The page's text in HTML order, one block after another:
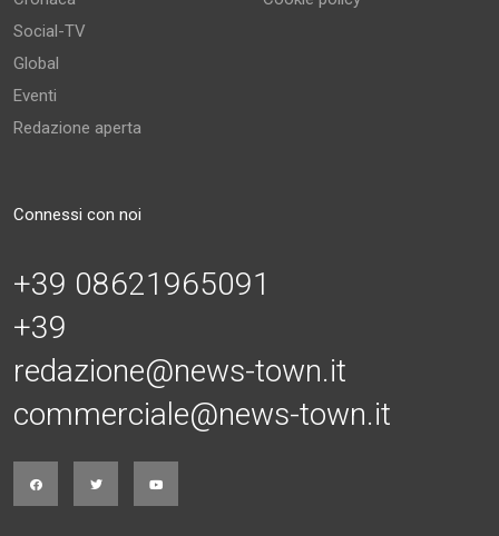
Social-TV
Global
Eventi
Redazione aperta
Connessi con noi
+39 08621965091
+39
redazione@news-town.it
commerciale@news-town.it